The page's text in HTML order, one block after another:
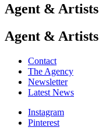
Agent & Artists
Agent & Artists
Contact
The Agency
Newsletter
Latest News
Instagram
Pinterest